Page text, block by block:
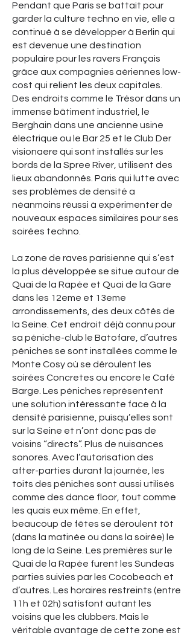
Pendant que Paris se battait pour
garder la culture techno en vie, elle a
continué à se développer à Berlin qui
est devenue une destination
populaire pour les ravers Français
grâce aux compagnies aériennes low-
cost qui relient les deux capitales.
Des endroits comme le Trésor dans un
immense bâtiment industriel, le
Berghain dans une ancienne usine
électrique ou le Bar 25 et le Club Der
visionaere qui sont installés sur les
bords de la Spree River, utilisent des
lieux abandonnés. Paris qui lutte avec
ses problèmes de densité a
néanmoins réussi à expérimenter de
nouveaux espaces similaires pour ses
soirées techno.
La zone de raves parisienne qui s’est
la plus développée se situe autour de
Quai de la Rapée et Quai de la Gare
dans les 12eme et 13eme
arrondissements, des deux côtés de
la Seine. Cet endroit déjà connu pour
sa péniche-club le Batofare, d’autres
péniches se sont installées comme le
Monte Cosy où se déroulent les
soirées Concretes ou encore le Café
Barge. Les péniches représentent
une solution intéressante face à la
densité parisienne, puisqu’elles sont
sur la Seine et n’ont donc pas de
voisins “directs”. Plus de nuisances
sonores. Avec l’autorisation des
after-parties durant la journée, les
toits des péniches sont aussi utilisés
comme des dance floor, tout comme
les quais eux même. En effet,
beaucoup de fêtes se déroulent tôt
(dans la matinée ou dans la soirée) le
long de la Seine. Les premières sur le
Quai de la Rapée furent les Sundeas
parties suivies par les Cocobeach et
d’autres. Les horaires restreints (entre
11h et 02h) satisfont autant les
voisins que les clubbers. Mais le
véritable avantage de cette zone est